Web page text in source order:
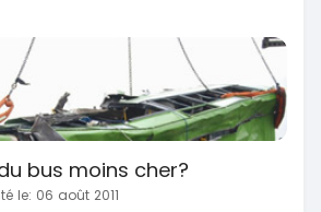
bus moins cher?
le: 06 août 2011